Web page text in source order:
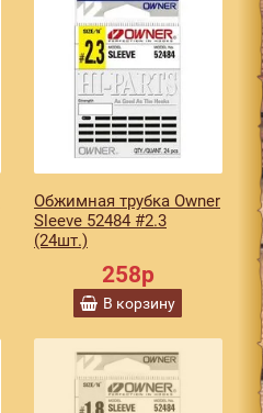
Обжимная трубка Owner
Sleeve 52484 #2.3
(24шт.)
258р
В корзину